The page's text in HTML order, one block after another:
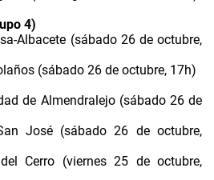
4)
Albacete (sábado 26 de octubre,
(sábado 26 de octubre, 17h)
de Almendralejo (sábado 26 de
José (sábado 26 de octubre,
Cerro (viernes 25 de octubre,